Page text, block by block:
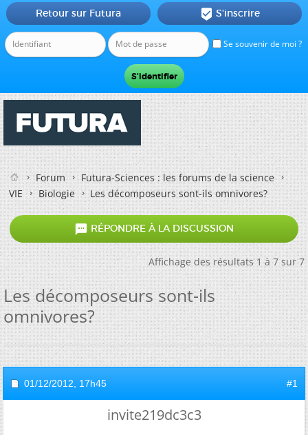
Se souvenir de moi ?
Retour sur Futura  S'inscrire
Forum
Futura-Sciences : les forums de la science
VIE
Biologie Les décomposeurs sont-ils omnivores?
 RÉPONDRE À LA DISCUSSION
Affichage des résultats 1 à 7 sur 7
Les décomposeurs sont-ils
omnivores?
01/12/2012, 17h45 #1
invite219dc3c3